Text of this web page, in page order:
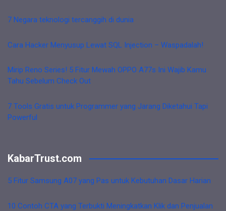
7 Negara teknologi tercanggih di dunia
Cara Hacker Menyusup Lewat SQL Injection – Waspadalah!
Mirip Reno Series! 5 Fitur Mewah OPPO A77s Ini Wajib Kamu
Tahu Sebelum Check Out
7 Tools Gratis untuk Programmer yang Jarang Diketahui Tapi
Powerful
KabarTrust.com
5 Fitur Samsung A07 yang Pas untuk Kebutuhan Dasar Harian
10 Contoh CTA yang Terbukti Meningkatkan Klik dan Penjualan